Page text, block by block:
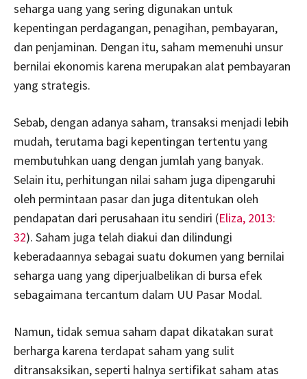
seharga uang yang sering digunakan untuk
kepentingan perdagangan, penagihan, pembayaran,
dan penjaminan. Dengan itu, saham memenuhi unsur
bernilai ekonomis karena merupakan alat pembayaran
yang strategis.
Sebab, dengan adanya saham, transaksi menjadi lebih
mudah, terutama bagi kepentingan tertentu yang
membutuhkan uang dengan jumlah yang banyak.
Selain itu, perhitungan nilai saham juga dipengaruhi
oleh permintaan pasar dan juga ditentukan oleh
pendapatan dari perusahaan itu sendiri (Eliza, 2013:
32). Saham juga telah diakui dan dilindungi
keberadaannya sebagai suatu dokumen yang bernilai
seharga uang yang diperjualbelikan di bursa efek
sebagaimana tercantum dalam UU Pasar Modal.
Namun, tidak semua saham dapat dikatakan surat
berharga karena terdapat saham yang sulit
ditransaksikan, seperti halnya sertifikat saham atas